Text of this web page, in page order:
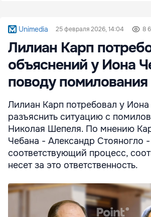
Unimedia 25 февраля 2026, 14:04 8
Лилиан Карп
объяснений у Иона
поводу
Лилиан Карп потребовал у Иона
разъяснить ситуацию с
Николая Шепеля. По мнению
Чебана - Александр Стояногло
соответствующий процесс,
несет за это ответственность.